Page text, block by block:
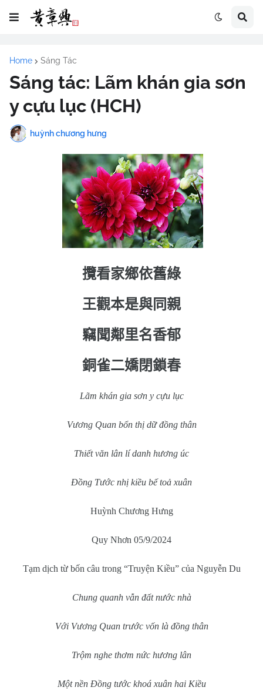
Home Sáng Tác
Sáng tác: Lãm khán gia sơn
y cựu lục (HCH)
huỳnh chương hưng
攬看家鄉依舊綠
王觀本是與同親
竊聞鄰里名香郁
銅雀二嬌閉鎖春
Lãm khán gia sơn y cựu lục
Vương Quan bổn thị dữ đồng thân
Thiết văn lân lí danh hương úc
Đồng Tước nhị kiều bế toả xuân
Huỳnh Chương Hưng
Quy Nhơn 05/9/2024
Tạm dịch từ bốn câu trong “Truyện Kiều” của Nguyễn Du
Chung quanh vẫn đất nước nhà
Với Vương Quan trước vốn là đồng thân
Trộm nghe thơm nức hương lân
Một nền Đồng tước khoá xuân hai Kiều